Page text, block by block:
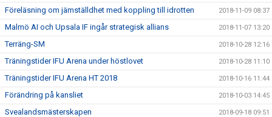
Föreläsning om jämställdhet med koppling till idrotten 2018-11-09 08:37
Malmö AI och Upsala IF ingår strategisk allians 2018-11-07 13:20
Terräng-SM 2018-10-28 12:16
Träningstider IFU Arena under höstlovet 2018-10-28 11:10
Träningstider IFU Arena HT 2018 2018-10-16 11:44
Förändring på kansliet 2018-10-03 14:45
Svealandsmästerskapen 2018-09-18 09:51